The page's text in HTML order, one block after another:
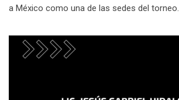
a México como una de las sedes del torneo.